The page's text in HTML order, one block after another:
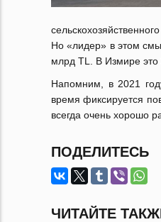
Но «лидер» в этом
млрд TL. В Измире
Напомним, в 2021
время фиксируется
всегда очень хорошо
ПОДЕЛИТЕСЬ
ЧИТАЙТЕ